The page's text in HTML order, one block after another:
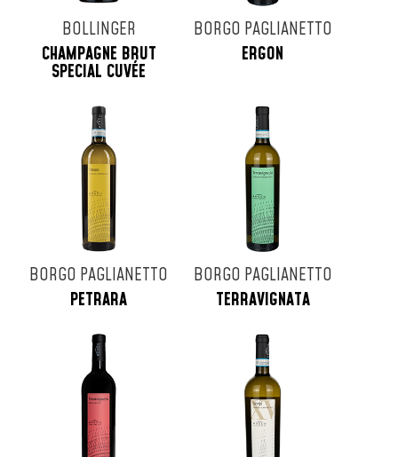
BOLLINGER
CHAMPAGNE BRUT
SPECIAL CUVÉE
BORGO PAGLIANETTO
ERGON
BORGO PAGLIANETTO
PETRARA
BORGO PAGLIANETTO
TERRAVIGNATA